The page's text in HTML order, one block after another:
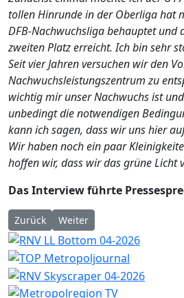
tollen Hinrunde in der Oberliga hat
DFB-Nachwuchsliga behauptet und
zweiten Platz erreicht. Ich bin sehr
Seit vier Jahren versuchen wir den
Nachwuchsleistungszentrum zu
wichtig mir unser Nachwuchs ist
unbedingt die notwendigen
kann ich sagen, dass wir uns hier
Wir haben noch ein paar
hoffen wir, dass wir das grüne Licht
Das Interview führte
Vorheriger Beitrag: Mannheim: SV
Zurück Nächster Beitrag:
Weiter